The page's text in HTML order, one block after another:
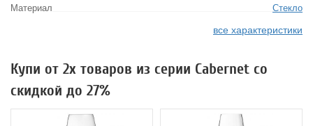
Материал Стекло
все характеристики
Купи от 2х товаров из серии Cabernet со
скидкой до 27%